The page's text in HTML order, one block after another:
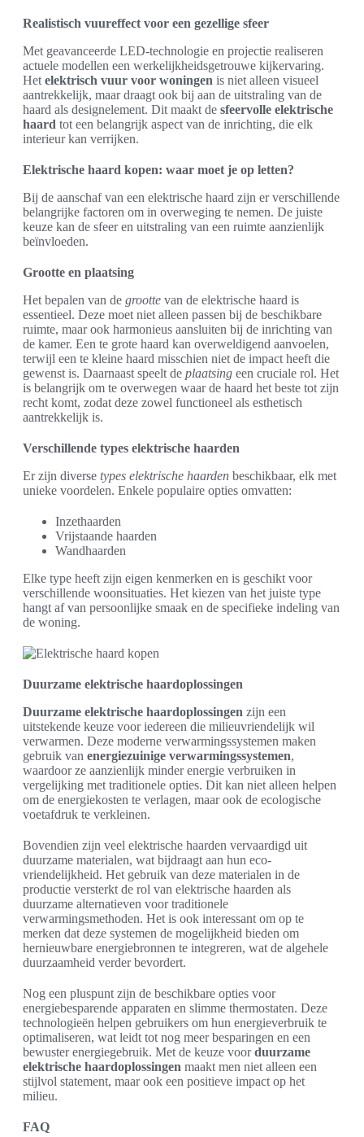
Realistisch vuureffect voor een gezellige sfeer
Met geavanceerde LED-technologie en projectie realiseren
actuele modellen een werkelijkheidsgetrouwe kijkervaring.
Het elektrisch vuur voor woningen is niet alleen visueel
aantrekkelijk, maar draagt ook bij aan de uitstraling van de
haard als designelement. Dit maakt de sfeervolle elektrische
haard tot een belangrijk aspect van de inrichting, die elk
interieur kan verrijken.
Elektrische haard kopen: waar moet je op letten?
Bij de aanschaf van een elektrische haard zijn er verschillende
belangrijke factoren om in overweging te nemen. De juiste
keuze kan de sfeer en uitstraling van een ruimte aanzienlijk
beïnvloeden.
Grootte en plaatsing
Het bepalen van de grootte van de elektrische haard is
essentieel. Deze moet niet alleen passen bij de beschikbare
ruimte, maar ook harmonieus aansluiten bij de inrichting van
de kamer. Een te grote haard kan overweldigend aanvoelen,
terwijl een te kleine haard misschien niet de impact heeft die
gewenst is. Daarnaast speelt de plaatsing een cruciale rol. Het
is belangrijk om te overwegen waar de haard het beste tot zijn
recht komt, zodat deze zowel functioneel als esthetisch
aantrekkelijk is.
Verschillende types elektrische haarden
Er zijn diverse types elektrische haarden beschikbaar, elk met
unieke voordelen. Enkele populaire opties omvatten:
Inzethaarden
Vrijstaande haarden
Wandhaarden
Elke type heeft zijn eigen kenmerken en is geschikt voor
verschillende woonsituaties. Het kiezen van het juiste type
hangt af van persoonlijke smaak en de specifieke indeling van
de woning.
Duurzame elektrische haardoplossingen
Duurzame elektrische haardoplossingen zijn een
uitstekende keuze voor iedereen die milieuvriendelijk wil
verwarmen. Deze moderne verwarmingssystemen maken
gebruik van energiezuinige verwarmingssystemen,
waardoor ze aanzienlijk minder energie verbruiken in
vergelijking met traditionele opties. Dit kan niet alleen helpen
om de energiekosten te verlagen, maar ook de ecologische
voetafdruk te verkleinen.
Bovendien zijn veel elektrische haarden vervaardigd uit
duurzame materialen, wat bijdraagt aan hun eco-
vriendelijkheid. Het gebruik van deze materialen in de
productie versterkt de rol van elektrische haarden als
duurzame alternatieven voor traditionele
verwarmingsmethoden. Het is ook interessant om op te
merken dat deze systemen de mogelijkheid bieden om
hernieuwbare energiebronnen te integreren, wat de algehele
duurzaamheid verder bevordert.
Nog een pluspunt zijn de beschikbare opties voor
energiebesparende apparaten en slimme thermostaten. Deze
technologieën helpen gebruikers om hun energieverbruik te
optimaliseren, wat leidt tot nog meer besparingen en een
bewuster energiegebruik. Met de keuze voorduurzame
elektrische haardoplossingen maakt men niet alleen een
stijlvol statement, maar ook een positieve impact op het
milieu.
FAQ